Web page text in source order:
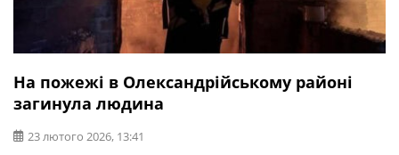
На пожежі в Олександрійському районі
загинула людина
23 лютого 2026, 13:41